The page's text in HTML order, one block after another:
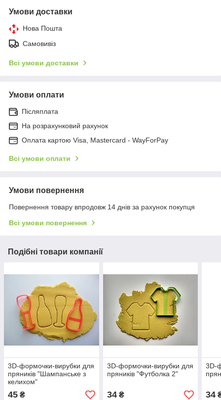
Умови доставки
Нова Пошта
Самовивіз
Всі умови доставки
Умови оплати
Післяплата
На розрахунковий рахунок
Оплата картою Visa, Mastercard - WayForPay
Всі умови оплати
Умови повернення
Повернення товару впродовж 14 днів за рахунок покупця
Всі умови повернення
Подібні товари компанії
3D-формочки-вирубки для
пряників "Шампанське з
келихом"
45 ₴
3D-формочки-вирубки для
пряників "Футболка 2"
34₴
3D-
34